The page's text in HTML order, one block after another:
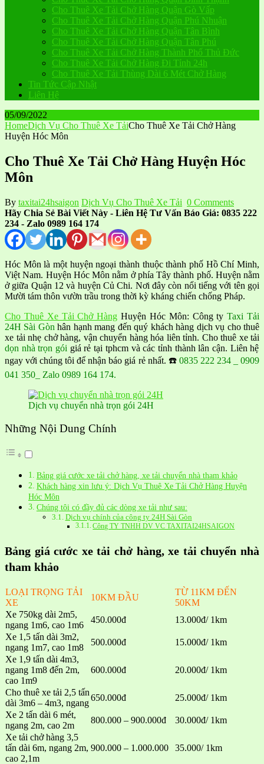
Cho Thuê Xe Tải Chở Hàng Quận Gò Vấp
Cho Thuê Xe Tải Chở Hàng Quận Phú Nhuận
Cho Thuê Xe Tải Chở Hàng Quận Tân Bình
Cho Thuê Xe Tải Chở Hàng Quận Tân Phú
Cho Thuê Xe Tải Chở Hàng Thành Phố Thủ Đức
Cho Thuê Xe Tải Chở Hàng Đi Tỉnh 24h
Cho Thuê Xe Tải Thùng Dài 6 Mét Chở Hàng
Tin Tức Cập Nhật
Liên Hệ
05/09/2022
HomeDịch Vụ Cho Thuê Xe TảiCho Thuê Xe Tải Chở Hàng
Huyện Hóc Môn
Cho Thuê Xe Tải Chở Hàng Huyện Hóc
Môn
By taxitai24hsaigon Dịch Vụ Cho Thuê Xe Tải 0 Comments
Hãy Chia Sẻ Bài Viết Này - Liên Hệ Tư Vấn Báo Giá: 0835 222
234 - Zalo 0989 164 174
Hóc Môn là một huyện ngoại thành thuộc thành phố Hồ Chí Minh,
Việt Nam. Huyện Hóc Môn nằm ở phía Tây thành phố. Huyện nằm
ở giữa Quận 12 và huyện Củ Chi. Nơi đây còn nổi tiếng với tên gọi
Mười tám thôn vườn trầu trong thời kỳ kháng chiến chống Pháp.
Cho Thuê Xe Tải Chở Hàng Huyện Hóc Môn: Công tyTaxi Tải
24H Sài Gònhân hạnh mang đến quý khách hàng dịch vụ cho thuê
xe tải nhẹ chở hàng, vận chuyển hàng hóa liên tỉnh. Cho thuê xe tải
dọn nhà trọn gói giá rẻ tại tphcm và các tỉnh thành lân cận. Liên hệ
ngay với chúng tôi để nhận báo giá rẻ nhất. ☎️ 0835 222 234 _ 0909
041 350_ Zalo 0989 164 174.
Dịch vụ chuyển nhà trọn gói 24H
Những Nội Dung Chính
Bảng giá cước xe tải chở hàng, xe tải chuyển nhà tham khảo
Khách hàng xin lưu ý: Dịch Vụ Thuê Xe Tải Chở Hàng Huyện
Hóc Môn
Chúng tôi có đầy đủ các dòng xe tải như sau:
Dịch vụ chính của công ty 24H Sài Gòn
Công TY TNHH DV VC TAXITAI24HSAIGON
Bảng giá cước xe tải chở hàng, xe tải chuyển nhà
tham khảo
LOẠI TRỌNG TẢI
XE
10KM ĐẦU
TỪ 11KM ĐẾN
50KM
Xe 750kg dài 2m5,
ngang 1m6, cao 1m6
450.000đ
13.000đ/ 1km
Xe 1,5 tấn dài 3m2,
ngang 1m7, cao 1m8
500.000đ
15.000đ/ 1km
Xe 1,9 tấn dài 4m3,
ngang 1m8 đến 2m,
cao 1m9
600.000đ 20.000đ/ 1km
Cho thuê xe tải 2,5 tấn
dài 3m6 – 4m3, ngang
650.000đ
25.000đ/ 1km
Xe 2 tấn dài 6 mét,
ngang 2m, cao 2m
800.000 – 900.000đ
30.000đ/ 1km
Xe tải chở hàng 3,5
tấn dài 6m, ngang 2m,
cao 2,1m
900.000 – 1.000.000 35.000/ 1km